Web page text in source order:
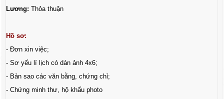
Lương: Thỏa thuận
Hồ sơ:
- Đơn xin việc;
- Sơ yếu lí lịch có dán ảnh 4x6;
- Bản sao các văn bằng, chứng chỉ;
- Chứng minh thư, hộ khẩu photo